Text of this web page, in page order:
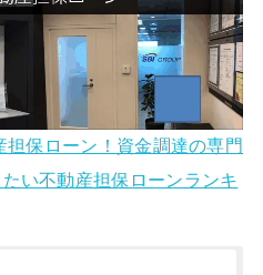
担保ローン！資金調達の専門
い不動産担保ローンランキ